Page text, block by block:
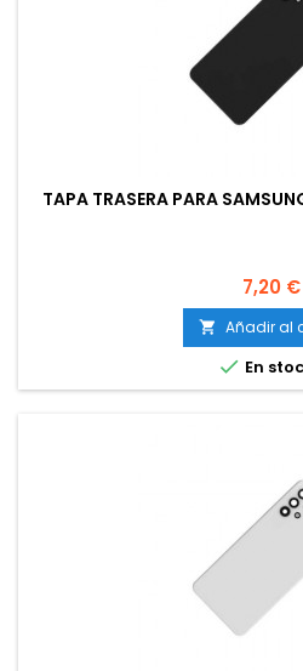
TAPA TRASERA PARA
Precio
7,20 €
 Añadir al
 En